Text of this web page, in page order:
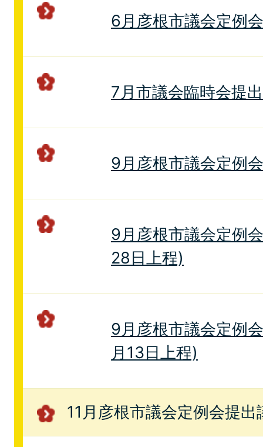
6月彦根市議会定例
7月市議会臨時会提
9月彦根市議会定例
9月彦根市議会定例
28日上程)
9月彦根市議会定例
月13日上程)
11月彦根市議会定例会提出